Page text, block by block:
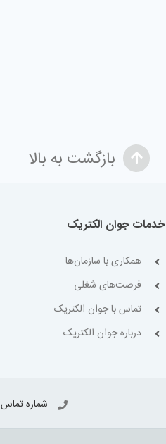
بازگشت به بالا
خدمات جوان الکتریک
همکاری با سازمان‌ها
فرصت‌های شغلی
تماس با جوان الکتریک
درباره جوان الکتریک
شماره تماس